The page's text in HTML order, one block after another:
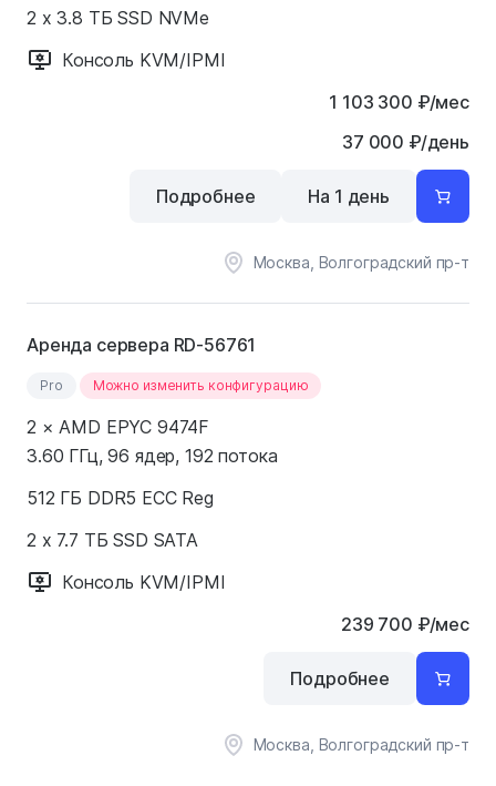
2 x 3.8 ТБ SSD NVMe
Консоль KVM/IPMI
1 103 300 ₽/мес
37 000 ₽/день
Москва, Волгоградский пр-т
Подробнее На 1 день
Аренда сервера RD-56761
Pro Можно изменить конфигурацию
2 × AMD EPYC 9474F
3.60 ГГц, 96 ядер, 192 потока
512 ГБ DDR5 ECC Reg
2 x 7.7 ТБ SSD SATA
Консоль KVM/IPMI
239 700 ₽/мес
Москва, Волгоградский пр-т
Подробнее